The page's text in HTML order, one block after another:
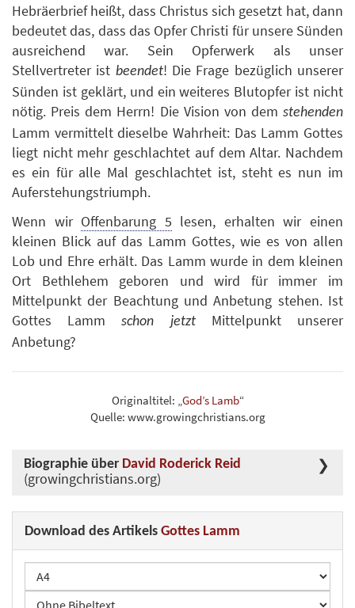
Hebräerbrief heißt, dass Christus sich gesetzt hat, dann
bedeutet das, dass das Opfer Christi für unsere Sünden
ausreichend war. Sein Opferwerk als unser
Stellvertreter ist beendet! Die Frage bezüglich unserer
Sünden ist geklärt, und ein weiteres Blutopfer ist nicht
nötig. Preis dem Herrn! Die Vision von dem stehenden
Lamm vermittelt dieselbe Wahrheit: Das Lamm Gottes
liegt nicht mehr geschlachtet auf dem Altar. Nachdem
es ein für alle Mal geschlachtet ist, steht es nun im
Auferstehungstriumph.
Wenn wir Offenbarung 5 lesen, erhalten wir einen
kleinen Blick auf das Lamm Gottes, wie es von allen
Lob und Ehre erhält. Das Lamm wurde in dem kleinen
Ort Bethlehem geboren und wird für immer im
Mittelpunkt der Beachtung und Anbetung stehen. Ist
Gottes Lammschon jetzt Mittelpunkt unserer
Anbetung?
Originaltitel: „God’s Lamb“
Quelle: www.growingchristians.org
Biographie über David Roderick Reid
(growingchristians.org)
Download des Artikels Gottes Lamm